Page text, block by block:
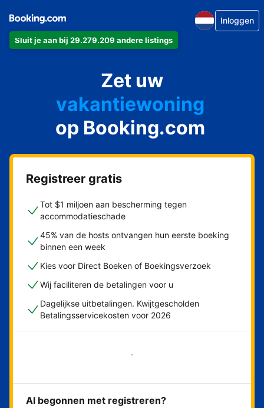
Sluit je aan bij 29.279.209 andere listings
Inloggen
Zet uw
appartement
hotel
vakantiewoning
pension
bed & breakfast
op Booking.com
Registreer gratis
Tot $1 miljoen aan bescherming tegen
accommodatieschade
45% van de hosts ontvangen hun eerste boeking
binnen een week
Kies voor Direct Boeken of Boekingsverzoek
Wij faciliteren de betalingen voor u
Dagelijkse uitbetalingen. Kwijtgescholden
Betalingsservicekosten voor 2026
Nu meteen beginnen
Al begonnen met registreren?